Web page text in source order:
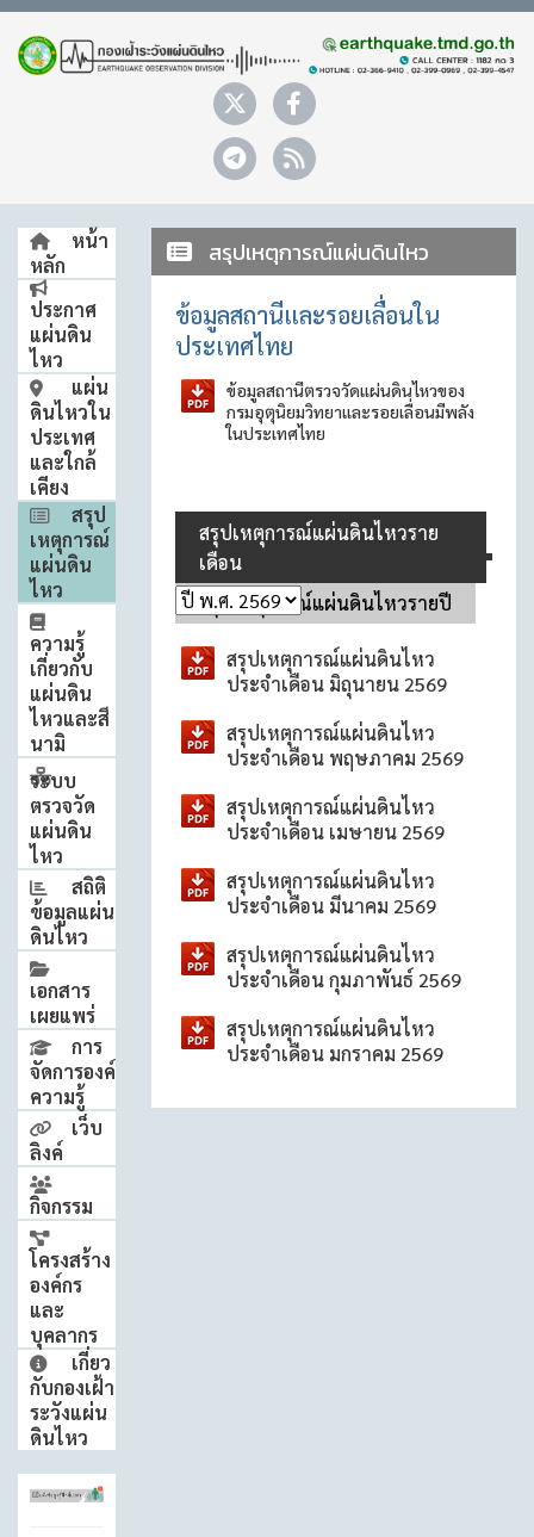
หน้า
หลัก
ประกาศ
แผ่นดิน
ไหว
แผ่น
ดินไหวใน
ประเทศ
และใกล้
เคียง
สรุป
เหตุการณ์
แผ่นดิน
ไหว
ความรู้
เกี่ยวกับ
แผ่นดิน
ไหวและสึ
นามิ
ระบบ
ตรวจวัด
แผ่นดิน
ไหว
สถิติ
ข้อมูลแผ่น
ดินไหว
เอกสาร
เผยแพร่
การ
จัดการองค์
ความรู้
เว็บ
ลิงค์
กิจกรรม
โครงสร้าง
องค์กร
และ
บุคลากร
เกี่ยว
กับกองเฝ้า
ระวังแผ่น
ดินไหว
สรุปเหตุการณ์แผ่นดินไหว
ข้อมูลสถานีและรอยเลื่อนใน
ประเทศไทย
ข้อมูลสถานีตรวจวัดแผ่นดินไหวของ
กรมอุตุนิยมวิทยาและรอยเลื่อนมีพลัง
ในประเทศไทย
สรุปเหตุการณ์แผ่นดินไหวราย
เดือน
สรุปเหตุการณ์แผ่นดินไหวรายปี
สรุปเหตุการณ์แผ่นดินไหว
ประจำเดือน มิถุนายน 2569
สรุปเหตุการณ์แผ่นดินไหว
ประจำเดือน พฤษภาคม 2569
สรุปเหตุการณ์แผ่นดินไหว
ประจำเดือน เมษายน 2569
สรุปเหตุการณ์แผ่นดินไหว
ประจำเดือน มีนาคม 2569
สรุปเหตุการณ์แผ่นดินไหว
ประจำเดือน กุมภาพันธ์ 2569
สรุปเหตุการณ์แผ่นดินไหว
ประจำเดือน มกราคม 2569